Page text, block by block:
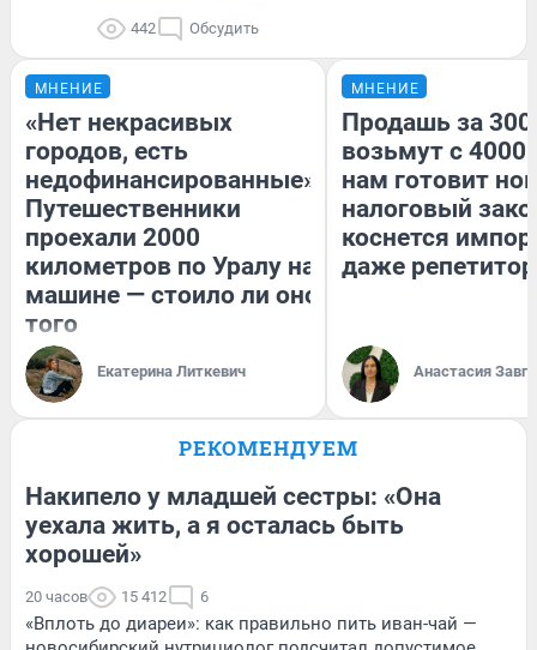
442 Обсудить
МНЕНИЕ
«Нет некрасивых
городов, есть
недофинансированные».
Путешественники
проехали 2000
километров по Уралу на
машине — стоило ли оно
того
Екатерина Литкевич
МНЕНИЕ
Продашь за
возьмут с
нам готовит
налоговый
коснется
даже
Анастасия
РЕКОМЕНДУЕМ
Накипело у младшей сестры: «Она
уехала жить, а я осталась быть
хорошей»
20 часов 15 412 6
«Вплоть до диареи»: как правильно пить иван-чай —